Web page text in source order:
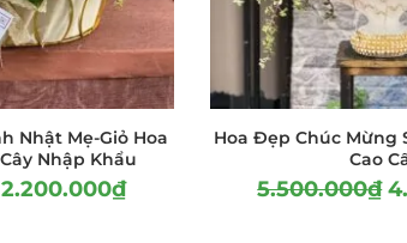
Nhật Mẹ-Giỏ Hoa
Nhập Khẩu
2.200.000₫
Hoa Đẹp Chúc Mừng
Cao
5.500.000₫